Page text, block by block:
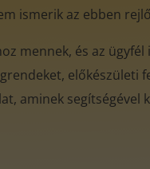
ismerik az ebben
mennek, és az
előkészületi
aminek